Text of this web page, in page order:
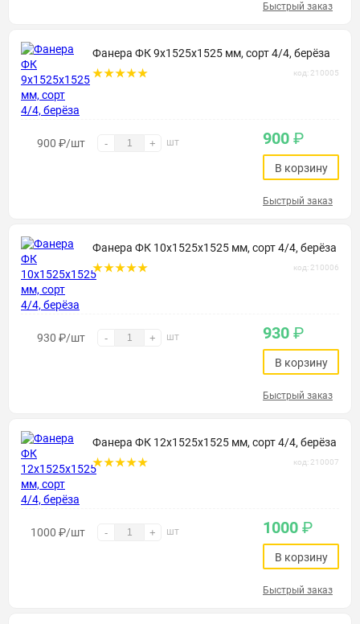
Быстрый заказ
Фанера ФК 9х1525х1525 мм, сорт 4/4, берёза
код: 210005
900 ₽/шт - + шт 900 ₽
В корзину
Быстрый заказ
Фанера ФК 10х1525х1525 мм, сорт 4/4, берёза
код: 210006
930 ₽/шт - + шт 930 ₽
В корзину
Быстрый заказ
Фанера ФК 12х1525х1525 мм, сорт 4/4, берёза
код: 210007
1000 ₽/шт - + шт 1000 ₽
В корзину
Быстрый заказ